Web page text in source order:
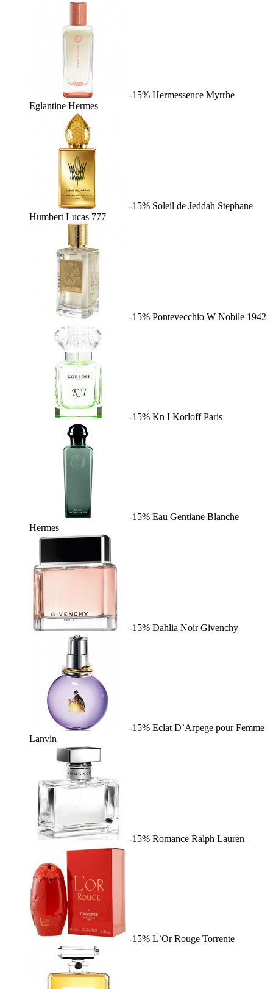
-15% Hermessence Myrrhe
Eglantine Hermes
-15% Soleil de Jeddah Stephane
Humbert Lucas 777
-15% Pontevecchio W Nobile 1942
-15% Kn I Korloff Paris
-15% Eau Gentiane Blanche
Hermes
-15% Dahlia Noir Givenchy
-15% Eclat D`Arpege pour Femme
Lanvin
-15% Romance Ralph Lauren
-15% L`Or Rouge Torrente